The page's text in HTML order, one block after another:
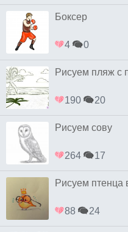
Боксер
4 0
Рисуем пляж с
190 20
Рисуем сову
264 17
Рисуем птенца
88 24